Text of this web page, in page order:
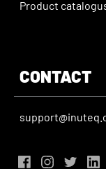
Product
CONTACT